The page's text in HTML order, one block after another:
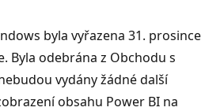
byla vyřazena 31. prosince
Byla odebrána z Obchodu s
vydány žádné další
obsahu Power BI na